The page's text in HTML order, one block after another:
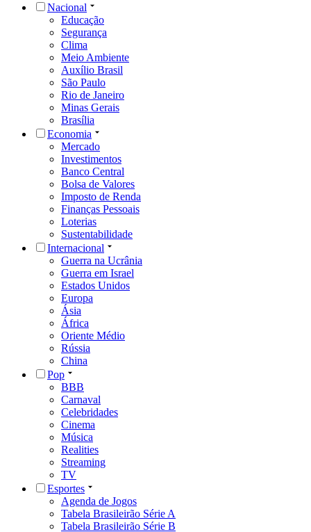
Nacional
Educação
Segurança
Clima
Meio Ambiente
Auxílio Brasil
São Paulo
Rio de Janeiro
Minas Gerais
Brasília
Economia
Mercado
Investimentos
Banco Central
Bolsa de Valores
Imposto de Renda
Finanças Pessoais
Loterias
Sustentabilidade
Internacional
Guerra na Ucrânia
Guerra em Israel
Estados Unidos
Europa
Ásia
África
Oriente Médio
Rússia
China
Pop
BBB
Carnaval
Celebridades
Cinema
Música
Realities
Streaming
TV
Esportes
Agenda de Jogos
Tabela Brasileirão Série A
Tabela Brasileirão Série B